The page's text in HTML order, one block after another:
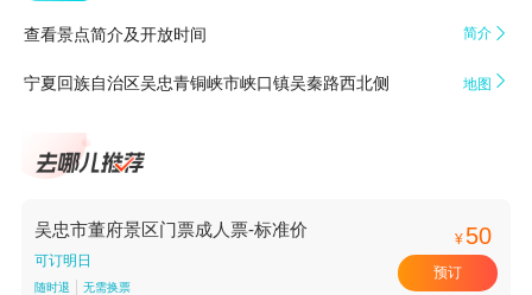
查看景点简介及开放时间 简介 
宁夏回族自治区吴忠青铜峡市峡口镇吴秦路西北侧 地图 
吴忠市董府景区门票成人票-标准价
可订明日
随时退 无需换票
¥ 50
预订